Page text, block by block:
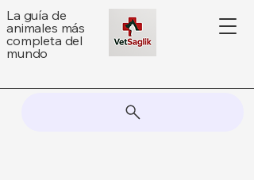
La guía de
animales más
completa del
mundo